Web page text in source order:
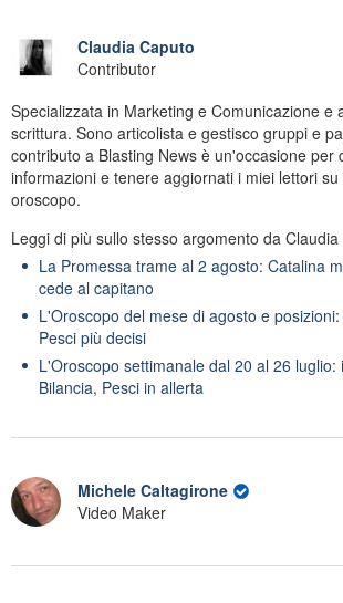
Claudia Caputo
Contributor
Specializzata in Marketing e Comunicazione e
scrittura. Sono articolista e gestisco gruppi e
contributo a Blasting News è un'occasione per
informazioni e tenere aggiornati i miei lettori
oroscopo.
Leggi di più sullo stesso argomento da Claudia
La Promessa trame al 2 agosto: Catalina
cede al capitano
L'Oroscopo del mese di agosto e
Pesci più decisi
L'Oroscopo settimanale dal 20 al 26
Bilancia, Pesci in allerta
Michele Caltagirone
Video Maker